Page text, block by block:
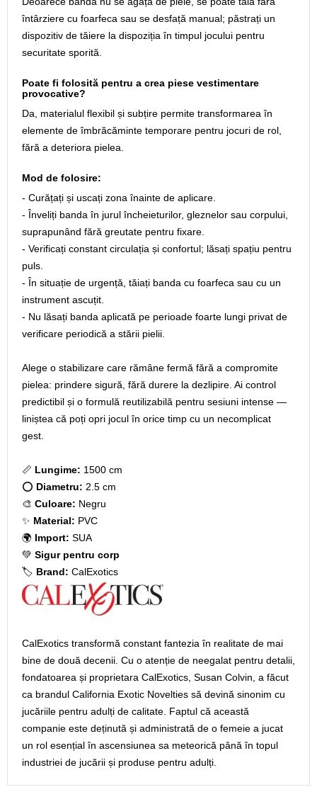
întârziere cu foarfeca sau se desfață manual; păstrați un
dispozitiv de tăiere la dispoziția în timpul jocului pentru
securitate sporită.
Poate fi folosită pentru a crea piese vestimentare
provocative?
Da, materialul flexibil și subțire permite transformarea în
elemente de îmbrăcăminte temporare pentru jocuri de rol,
fără a deteriora pielea.
Mod de folosire:
- Curățați și uscați zona înainte de aplicare.
- Înveliți banda în jurul încheieturilor, gleznelor sau corpului,
suprapunând fără greutate pentru fixare.
- Verificați constant circulația și confortul; lăsați spațiu pentru
puls.
- În situație de urgență, tăiați banda cu foarfeca sau cu un
instrument ascuțit.
- Nu lăsați banda aplicată pe perioade foarte lungi privat de
verificare periodică a stării pielii.
Alege o stabilizare care rămâne fermă fără a compromite
pielea: prindere sigură, fără durere la dezlipire. Ai control
predictibil și o formulă reutilizabilă pentru sesiuni intense —
liniștea că poți opri jocul în orice timp cu un necomplicat
gest.
📏 Lungime: 1500 cm
⭕ Diametru: 2.5 cm
🎨 Culoare: Negru
✨ Material: PVC
🌍 Import: SUA
💚 Sigur pentru corp
🏷️ Brand: CalExotics
CalExotics transformă constant fantezia în realitate de mai
bine de două decenii. Cu o atenție de neegalat pentru detalii,
fondatoarea și proprietara CalExotics, Susan Colvin, a făcut
ca brandul California Exotic Novelties să devină sinonim cu
jucăriile pentru adulți de calitate. Faptul că această
companie este deținută și administrată de o femeie a jucat
un rol esențial în ascensiunea sa meteorică până în topul
industriei de jucării și produse pentru adulți.